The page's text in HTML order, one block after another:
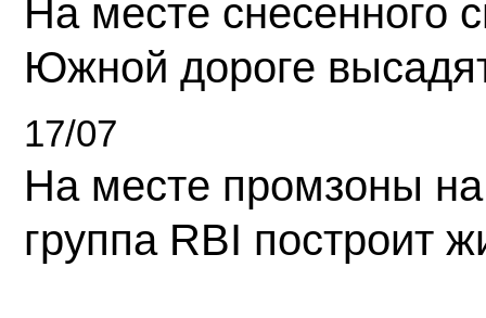
На месте снесенного
Южной дороге
17/07
На месте промзоны
группа RBI построит